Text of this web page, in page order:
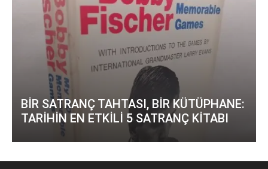
BİR SATRANÇ TAHTASI, BİR KÜTÜPHANE:
TARİHİN EN ETKİLİ 5 SATRANÇ KİTABI